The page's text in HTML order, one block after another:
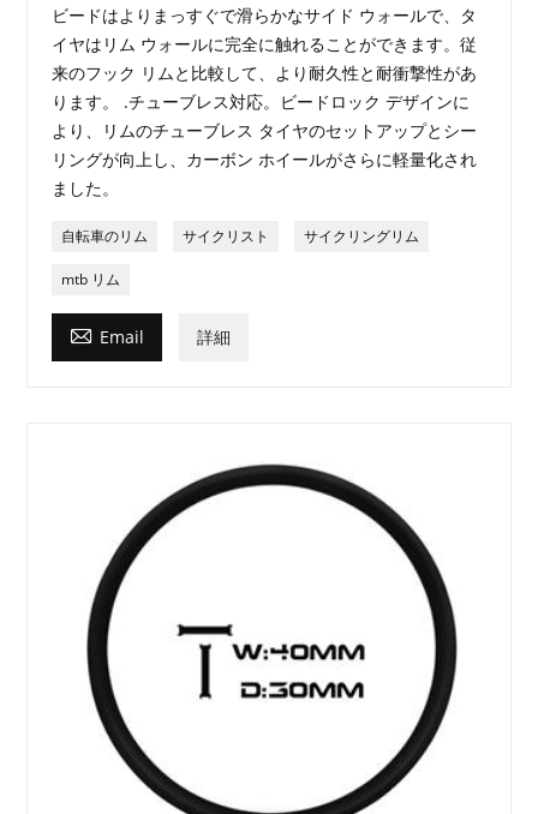
ビードはよりまっすぐで滑らかなサイド ウォールで、タ
イヤはリム ウォールに完全に触れることができます。従
来のフック リムと比較して、より耐久性と耐衝撃性があ
ります。 .チューブレス対応。ビードロック デザインに
より、リムのチューブレス タイヤのセットアップとシー
リングが向上し、カーボン ホイールがさらに軽量化され
ました。
自転車のリム サイクリスト サイクリングリム
mtb リム
 Email 詳細